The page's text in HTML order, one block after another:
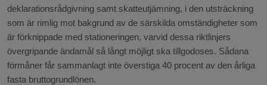
deklarationsrådgivning samt skatteutjämning, i den utsträckning
som är rimlig mot bakgrund av de särskilda omständigheter som
är förknippade med stationeringen, varvid dessa riktlinjers
övergripande ändamål så långt möjligt ska tillgodoses. Sådana
förmåner får sammanlagt inte överstiga 40 procent av den årliga
fasta bruttogrundlönen.